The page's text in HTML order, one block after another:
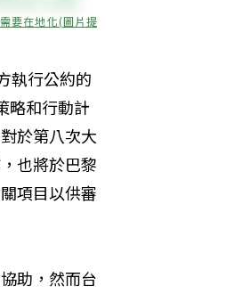
要在地化(圖片提
執行公約的
略和行動計
於第八次大
也將於巴黎
項目以供審
助，然而台